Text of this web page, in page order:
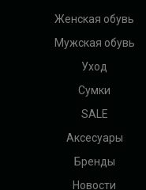
Женская обувь
Мужская обувь
Уход
Сумки
SALE
Аксесуары
Бренды
Новости